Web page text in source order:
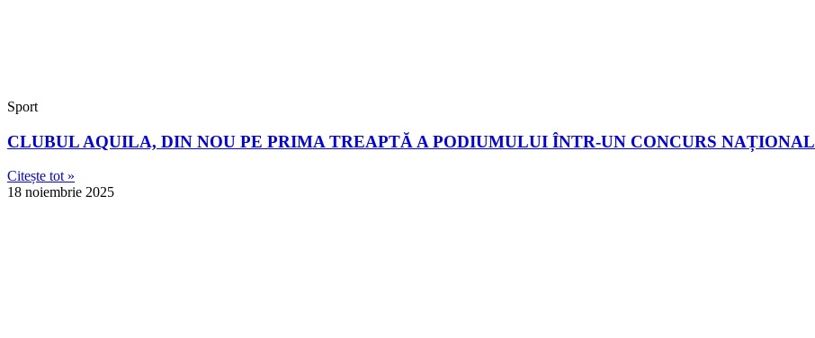
Sport
CLUBUL AQUILA, DIN NOU PE PRIMA TREAPTĂ A PODIUMULUI ÎNTR-UN CONCURS NAȚIONAL
Citește tot »
18 noiembrie 2025